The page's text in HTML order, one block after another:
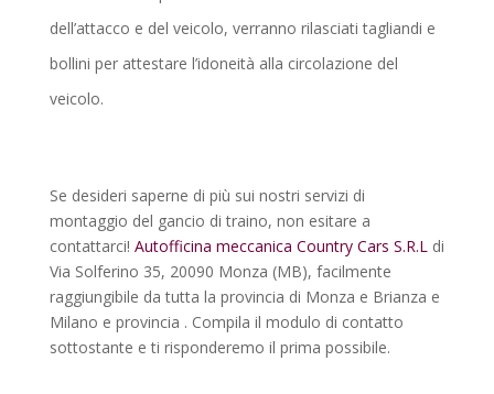
dell’attacco e del veicolo, verranno rilasciati tagliandi e
bollini per attestare l’idoneità alla circolazione del
veicolo.
Se desideri saperne di più sui nostri servizi di
montaggio del gancio di traino, non esitare a
contattarci! Autofficina meccanica Country Cars S.R.L di
Via Solferino 35, 20090 Monza (MB), facilmente
raggiungibile da tutta la provincia di Monza e Brianza e
Milano e provincia . Compila il modulo di contatto
sottostante e ti risponderemo il prima possibile.